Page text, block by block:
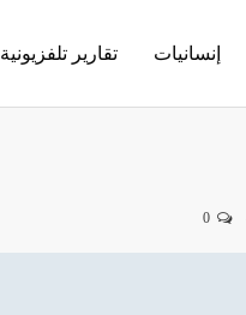
إنسانيات تقارير تلفزيونية
0